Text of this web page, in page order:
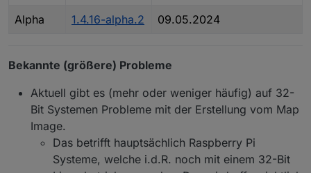
Alpha 1.4.16-alpha.2 09.05.2024
Bekannte (größere) Probleme
Aktuell gibt es (mehr oder weniger häufig) auf 32-
Bit Systemen Probleme mit der Erstellung vom Map
Image.
Das betrifft hauptsächlich Raspberry Pi
Systeme, welche i.d.R. noch mit einem 32-Bit